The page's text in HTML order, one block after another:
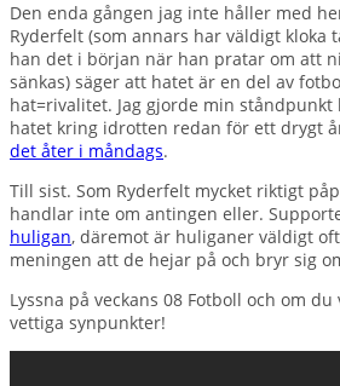
Den enda gången jag inte håller med
Ryderfelt (som annars har väldigt kloka
han det i början när han pratar om att
sänkas) säger att hatet är en del av
hat=rivalitet. Jag gjorde min ståndpunkt
hatet kring idrotten redan för ett drygt
det åter i måndags.
Till sist. Som Ryderfelt mycket riktigt
handlar inte om antingen eller.
huligan, däremot är huliganer väldigt
meningen att de hejar på och bryr sig
Lyssna på veckans 08 Fotboll och om
vettiga synpunkter!